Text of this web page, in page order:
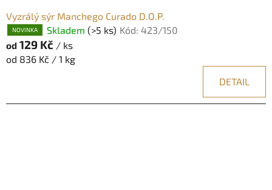
Vyzrálý sýr Manchego Curado D.O.P.
NOVINKA Skladem (>5 ks) Kód: 423/150
od 129 Kč / ks
Měrná
od 836 Kč / 1 kg
DETAIL